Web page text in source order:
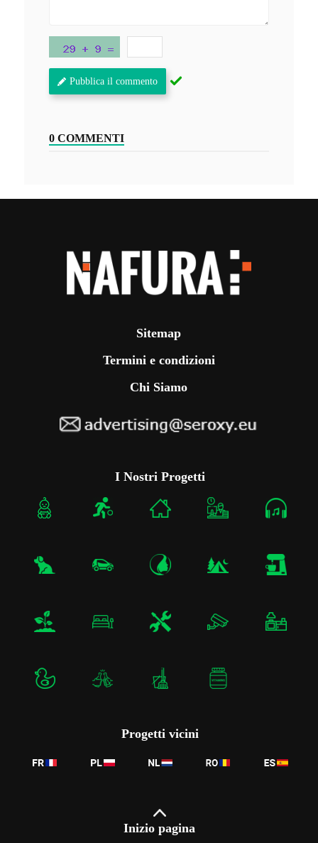
Pubblica il commento
0 COMMENTI
Sitemap
Termini e condizioni
Chi Siamo
I Nostri Progetti
Progetti vicini
Inizio pagina